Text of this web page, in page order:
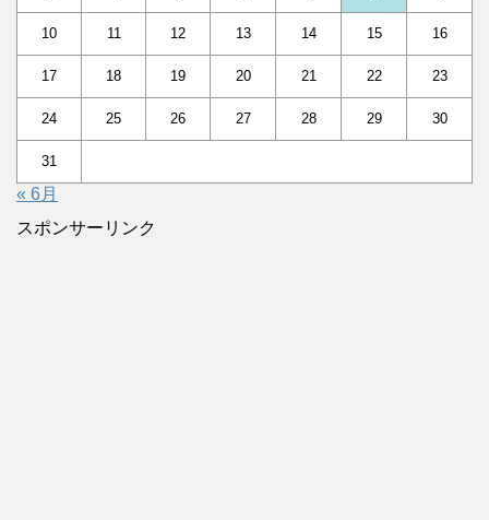
10 11 12 13 14 15 16
17 18 19 20 21 22 23
24 25 26 27 28 29 30
31
« 6月
スポンサーリンク